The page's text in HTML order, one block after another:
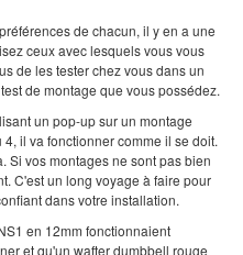
de chacun, il y en a une
ceux avec lesquels vous vous
de les tester chez vous dans un
de montage que vous possédez.
un pop-up sur un montage
il va fonctionner comme il se doit.
Si vos montages ne sont pas bien
C'est un long voyage à faire pour
dans votre installation.
en 12mm fonctionnaient
et qu'un wafter dumbbell rouge